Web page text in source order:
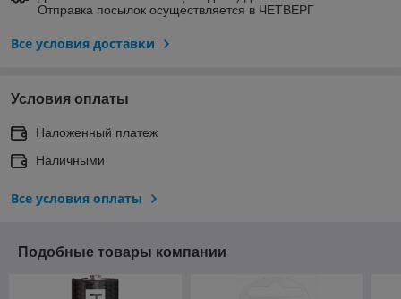
Отправка посылок осуществляется в ЧЕТВЕРГ
Все условия доставки
Условия оплаты
Наложенный платеж
Наличными
Все условия оплаты
Подобные товары компании